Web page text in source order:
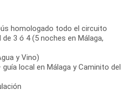
homologado todo el circuito
3 ó 4 (5 noches en Málaga,
y Vino)
local en Málaga y Caminito del